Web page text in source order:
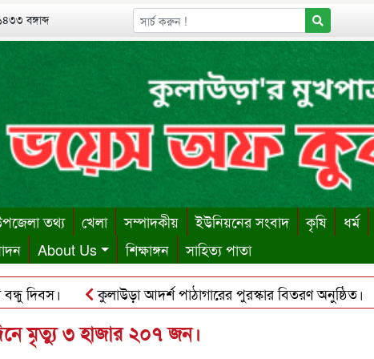
বঙ্গাব্দ
তথ্য খেলা সম্পাদকীয় ইউনিয়নের সংবাদ কৃষি
ধর্ম
About Us শিক্ষাঙ্গন সাহিত্য পাতা
কুলাউড়া আদর্শ পাঠাগারের পুরস্কার বিতরণ অনুষ্ঠিত।
ঋণের বোঝা সইতে না পেরে দোকান কর্মচারীর আত্মহত্যা।
মৃত্যু ৩ হাজার ২০৭ জন।